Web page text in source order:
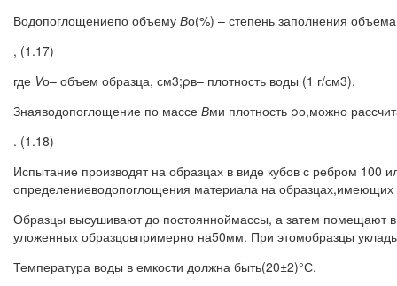
Водопоглощениепо объему Во(%) – степень заполнения
, (1.17)
где Vо– объем образца, см3;ρв– плотность воды (1 г/см3).
Знаяводопоглощение по массе Вми плотность ρо,можно
. (1.18)
Испытание производят на образцах в виде кубов с реб­ром
определениеводопоглощения материала на
Образцы высушивают до постоянноймассы, а затем помещают
уложенных образцовпримерно на50мм. При этомобразцы
Температура воды в емкости должна быть(20±2)°С.